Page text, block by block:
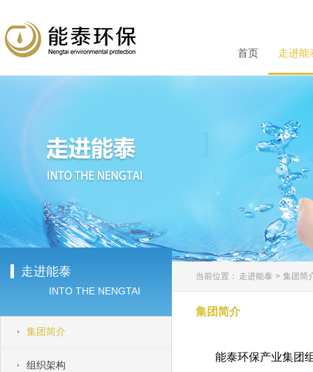
首页 走进能
走进能泰
INTO THE NENGTAI
集团简介
组织架构
当前位置： 走进能泰 > 集团简
集团简介
能泰环保产业集团组